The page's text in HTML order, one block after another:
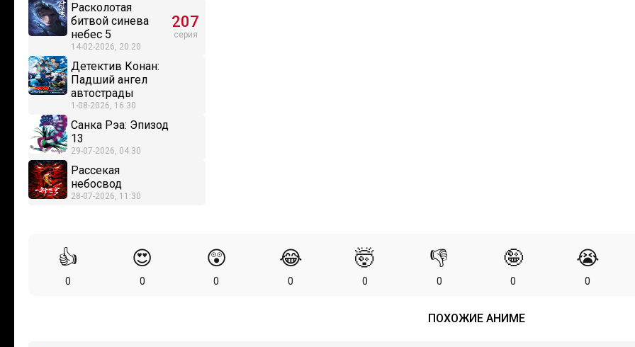
Расколотая
битвой синева
небес 5
14-02-2026, 20:20
207
серия
Детектив Конан:
Падший ангел
автострады
1-08-2026, 16:30
Санка Рэа: Эпизод
13
29-07-2026, 04:30
Рассекая
небосвод
28-07-2026, 11:30
👍
0
😍
0
😲
0
😂
0
🤯
0
👎
0
🤪
0
😭
0
ПОХОЖИЕ АНИМЕ